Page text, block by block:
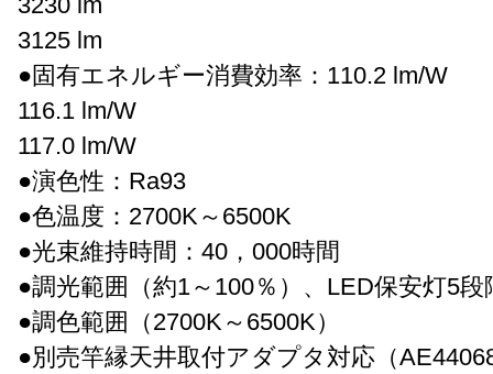
3125 lm
●固有エネルギー消費効率：110.2 lm/W
116.1 lm/W
117.0 lm/W
●演色性：Ra93
●色温度：2700K～6500K
●光束維持時間：40，000時間
●調光範囲（約1～100％）、LED保安灯5段
●調色範囲（2700K～6500K）
●別売竿縁天井取付アダプタ対応（